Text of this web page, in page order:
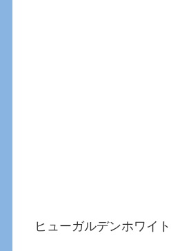
ヒューガルデンホワイト